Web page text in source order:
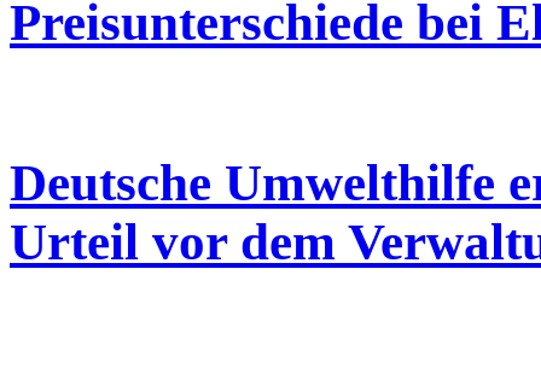
Preisunterschiede bei
Deutsche Umwelthilfe
Urteil vor dem